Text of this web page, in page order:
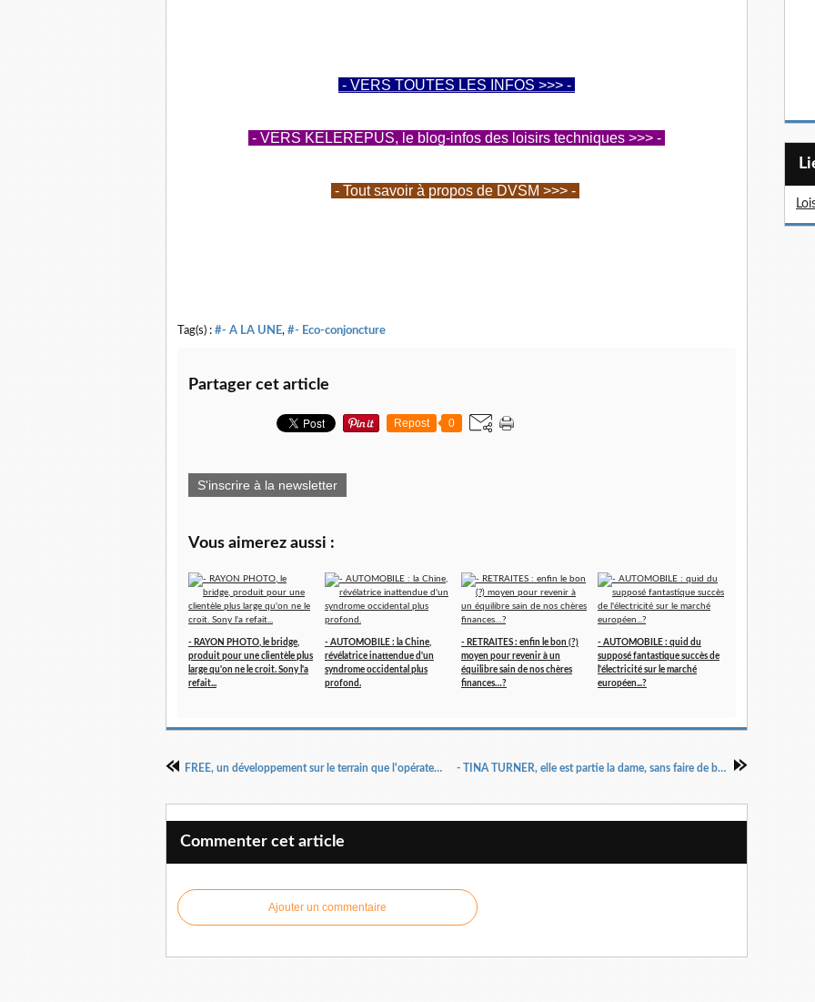
- VERS TOUTES LES INFOS >>> -
- VERS KELEREPUS, le blog-infos des loisirs techniques >>> -
- Tout savoir à propos de DVSM >>> -
Tag(s) : #- A LA UNE, #- Eco-conjoncture
Partager cet article
Repost 0
S'inscrire à la newsletter
Vous aimerez aussi :
- RAYON PHOTO, le bridge,
produit pour une clientèle plus
large qu'on ne le croit. Sony l'a
refait...
- AUTOMOBILE : la Chine,
révélatrice inattendue d'un
syndrome occidental plus
profond.
- RETRAITES : enfin le bon (?)
moyen pour revenir à un
équilibre sain de nos chères
finances…?
- AUTOMOBILE : quid du
supposé fantastique succès de
l'électricité sur le marché
européen...?
FREE, un développement sur le terrain que l'opérateur a conduit "allegro ma non troppo"... - TINA TURNER, elle est partie la dame, sans faire de bruit, comme avec ses ailes silencieuses...
Commenter cet article
Ajouter un commentaire